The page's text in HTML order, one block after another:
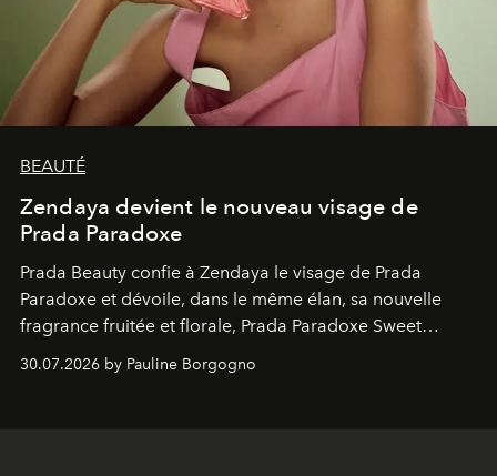
BEAUTÉ
Zendaya devient le nouveau visage de
Prada Paradoxe
Prada Beauty confie à Zendaya le visage de Prada
Paradoxe et dévoile, dans le même élan, sa nouvelle
fragrance fruitée et florale, Prada Paradoxe Sweet
Chemistry Eau de Parfum.
30.07.2026 by Pauline Borgogno